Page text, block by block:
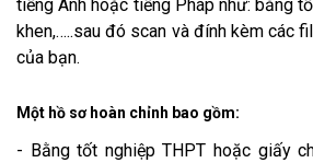
tiếng Anh hoặc tiếng Pháp như: bằng
khen,…..sau đó scan và đính kèm các
của bạn.
Một hồ sơ hoàn chỉnh bao gồm:
- Bằng tốt nghiệp THPT hoặc giấy